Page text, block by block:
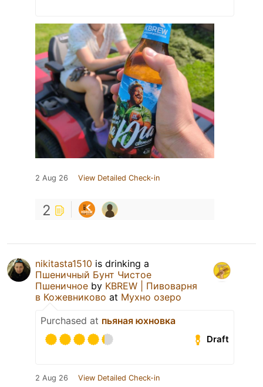
2 Aug 26 View Detailed Check-in
2
nikitasta1510 is drinking a
Пшеничный Бунт Чистое
Пшеничное by KBREW | Пивоварня
в Кожевниково at Мухно озеро
Purchased at пьяная юхновка
Draft
2 Aug 26 View Detailed Check-in